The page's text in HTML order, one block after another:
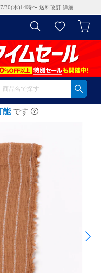
7/30(木)14時〜 送料改訂 詳細
能 です